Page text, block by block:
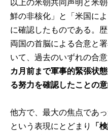
以上の米朝共同声明と米
鮮の非核化」と「米国に
に確認したものである。
両国の首脳による合意と
いて、過去のいずれの合
カ月前まで軍事的緊張状
る努力を確認したことの
他方で、最大の焦点であ
という表現にとどまり
「